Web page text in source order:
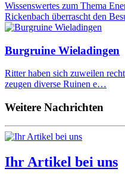
Wissenswertes zum Thema
Rickenbach überrascht den
Burgruine Wieladingen
Ritter haben sich zuweilen
zeugen diverse Ruinen e…
Weitere Nachrichten
Ihr Artikel bei uns